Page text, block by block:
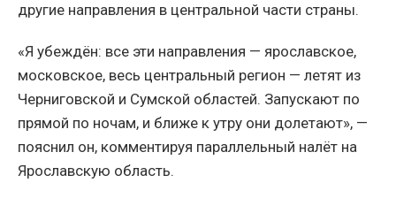
другие направления в центральной части страны.
«Я убеждён: все эти направления — ярославское,
московское, весь центральный регион — летят из
Черниговской и Сумской областей. Запускают по
прямой по ночам, и ближе к утру они долетают», —
пояснил он, комментируя параллельный налёт на
Ярославскую область.